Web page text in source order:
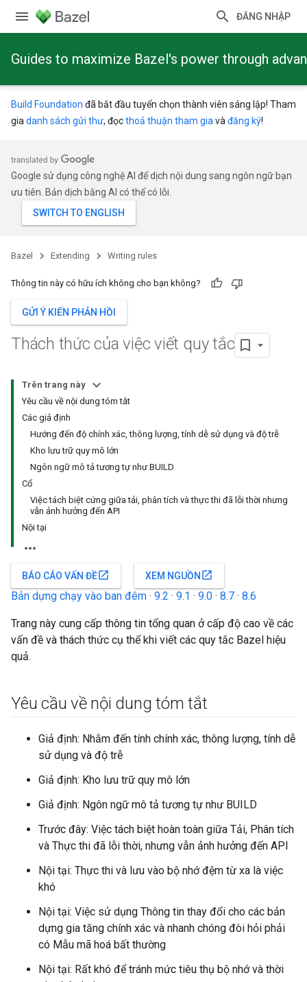
ĐĂNG NHẬP
Guides to maximize Bazel's power through
Build Foundation đã bắt đầu tuyển chọn thành viên sáng lập! Tham
gia danh sách gửi thư, đọcthoả thuận tham gia và đăng ký!
Google sử dụng công nghệ AI để dịch nội dung sang ngôn ngữ bạn
ưu tiên. Bản dịch bằng AI có thể có lỗi.
Bazel Extending Writing rules
Thông tin này có hữu ích không cho bạn không?
GỬI Ý KIẾN PHẢN HỒI
Thách thức của việc viết quy tắc
Trên trang này
Yêu cầu về nội dung tóm tắt
Các giả định
Hướng đến độ chính xác, thông lượng, tính dễ sử dụng và độ trễ
Kho lưu trữ quy mô lớn
Ngôn ngữ mô tả tương tự như BUILD
Cổ
Việc tách biệt cứng giữa tải, phân tích và thực thi đã lỗi thời nhưng
vẫn ảnh hưởng đến API
Nội tại
BÁO CÁO VẤN ĐỀopen_in_new XEM NGUỒN open_in_new
Bản dựng chạy vào ban đêm · 9.2 · 9.1 · 9.0 · 8.7 · 8.6
Trang này cung cấp thông tin tổng quan ở cấp độ cao về các
vấn đề và thách thức cụ thể khi viết các quy tắc Bazel hiệu
quả.
Yêu cầu về nội dung tóm tắt
Giả định: Nhắm đến tính chính xác, thông lượng, tính dễ
sử dụng và độ trễ
Giả định: Kho lưu trữ quy mô lớn
Giả định: Ngôn ngữ mô tả tương tự như BUILD
Trước đây: Việc tách biệt hoàn toàn giữa Tải, Phân tích
và Thực thi đã lỗi thời, nhưng vẫn ảnh hưởng đến API
Nội tại: Thực thi và lưu vào bộ nhớ đệm từ xa là việc
khó
Nội tại: Việc sử dụng Thông tin thay đổi cho các bản
dựng gia tăng chính xác và nhanh chóng đòi hỏi phải
có Mẫu mã hoá bất thường
Nội tại: Rất khó để tránh mức tiêu thụ bộ nhớ và thời